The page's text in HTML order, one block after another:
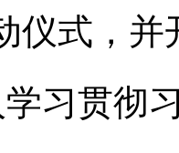
仪式，
习贯彻